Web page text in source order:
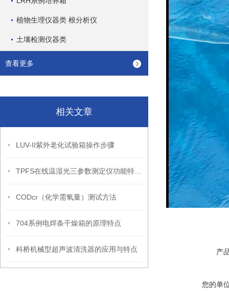
植物生理仪器类 根分析仪
土壤检测仪器类
查看更多
相关文章
LUV-II紫外老化试验箱操作步骤
CODcr（化学需氧量）测试方法
704系例电焊条干燥箱的原理特点
科桥机械型超声波清洗器的应用与特点 产
您的单